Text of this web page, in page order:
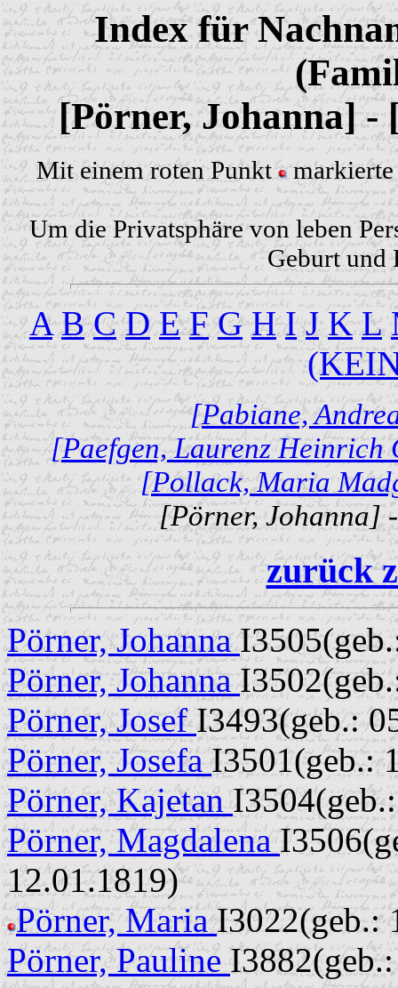
Index für
[Pörner, Johanna]
Mit einem roten Punkt markierte
Um die Privatsphäre von leben
Geburt und
A B C D E F G H I J K L
[Pabiane,
[Paefgen, Laurenz
[Pollack, Maria
[Pörner, Johanna]
zurück
Pörner, Johanna
Pörner, Johanna
Pörner, JosefI3493(geb.:
Pörner, JosefaI3501(geb.:
Pörner, Kajetan
Pörner, Magdalena
12.01.1819)
Pörner, MariaI3022(geb.:
Pörner, Pauline